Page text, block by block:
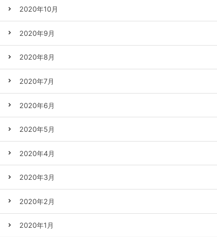
2020年10月
2020年9月
2020年8月
2020年7月
2020年6月
2020年5月
2020年4月
2020年3月
2020年2月
2020年1月